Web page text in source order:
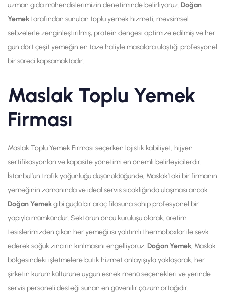
uzman gıda mühendislerimizin denetiminde belirliyoruz. Doğan
Yemektarafından sunulan toplu yemek hizmeti, mevsimsel
sebzelerle zenginleştirilmiş, protein dengesi optimize edilmiş ve her
gün dört çeşit yemeğin en taze haliyle masalara ulaştığı profesyonel
bir süreci kapsamaktadır.
Maslak Toplu Yemek
Firması
Maslak Toplu Yemek Firması seçerken lojistik kabiliyet, hijyen
sertifikasyonları ve kapasite yönetimi en önemli belirleyicilerdir.
İstanbul’un trafik yoğunluğu düşünüldüğünde, Maslak’taki bir firmanın
yemeğinin zamanında ve ideal servis sıcaklığında ulaşması ancak
Doğan Yemekgibi güçlü bir araç filosuna sahip profesyonel bir
yapıyla mümkündür. Sektörün öncü kuruluşu olarak, üretim
tesislerimizden çıkan her yemeği ısı yalıtımlı thermoboxlar ile sevk
ederek soğuk zincirin kırılmasını engelliyoruz. Doğan Yemek, Maslak
bölgesindeki işletmelere butik hizmet anlayışıyla yaklaşarak, her
şirketin kurum kültürüne uygun esnek menü seçenekleri ve yerinde
servis personeli desteği sunan en güvenilir çözüm ortağıdır.